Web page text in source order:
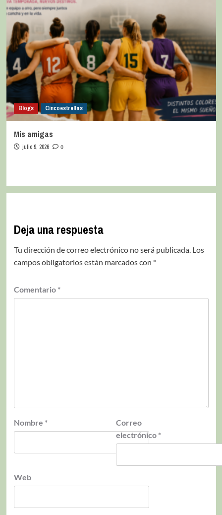
Blogs Cincoestrellas
Mis amigas
julio 9, 2026 0
Deja una respuesta
Tu dirección de correo electrónico no será publicada. Los
campos obligatorios están marcados con *
Comentario *
Nombre *
Correo
electrónico *
Web